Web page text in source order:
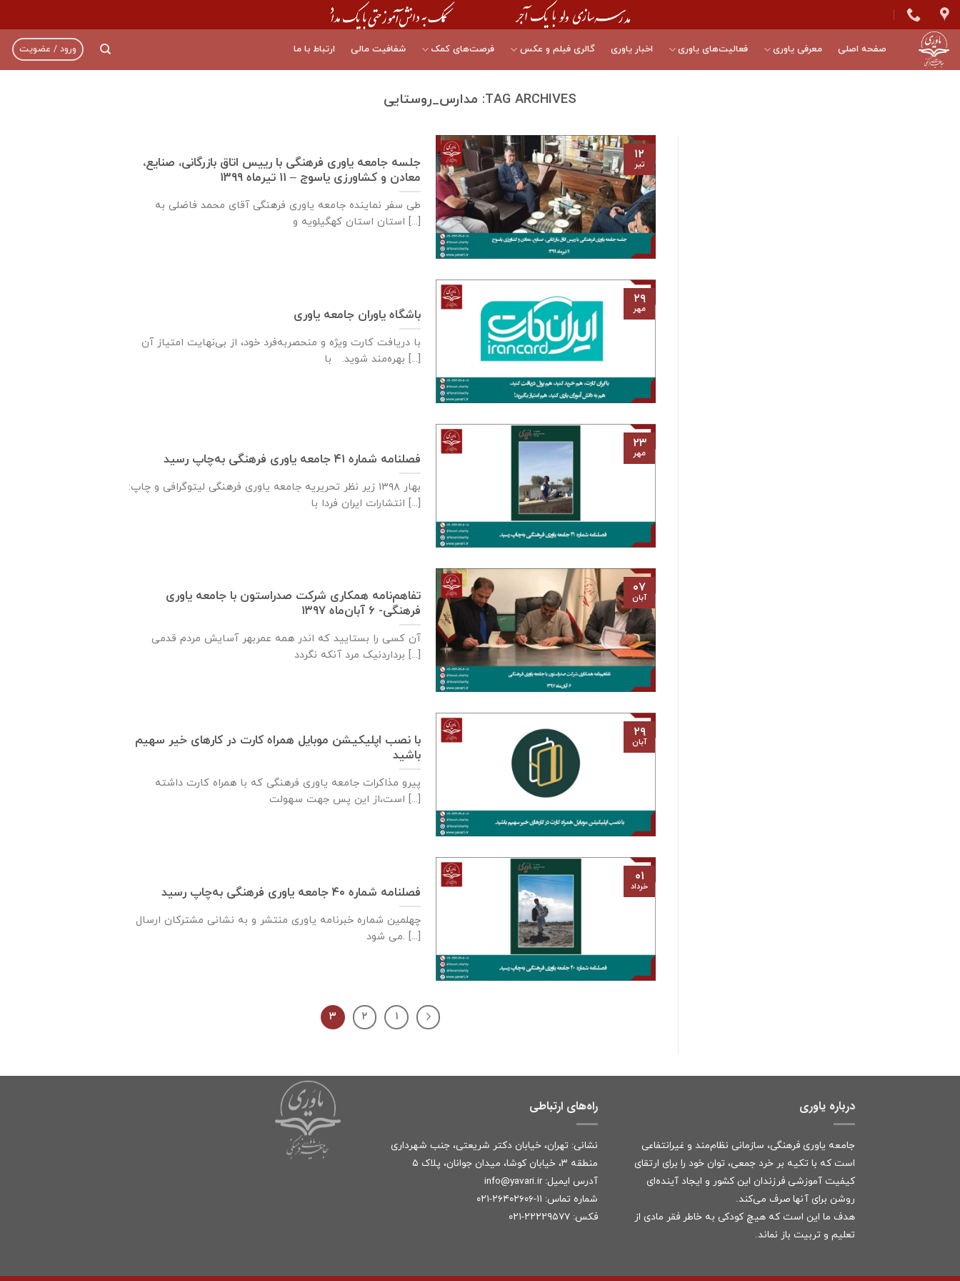
Skip
to
content
صفحه اصلی معرفی یاوری فعالیت‌های یاوری اخبار یاوری گالری فیلم و عکس فرصت‌های کمک شفافیت مالی ارتباط با ما ورود / عضویت
TAG ARCHIVES: مدارس_روستایی
جلسه جامعه یاوری فرهنگی با رييس اتاق بازرگانی، صنايع،
معادن و كشاورزی ياسوج – ۱۱ تیرماه ۱۳۹۹
استان استان کهگیلویه و [...]
۱۲
تیر
باشگاه یاوران جامعه یاوری
با دریافت کارت ویژه و منحصربه‌فرد خود، از بی‌نهایت امتیاز آن
بهره‌مند شوید. با [...]
۲۹
مهر
فصلنامه شماره ۴۱ جامعه یاوری فرهنگی به‌چاپ رسید
بهار ۱۳۹۸ زیر نظر تحریریه جامعه یاوری فرهنگی لیتوگرافی و چاپ:
انتشارات ایران فردا با [...]
۲۳
مهر
تفاهم‌نامه همکاری شرکت صدراستون با جامعه یاوری
فرهنگی- ۶ آبان‌ماه ۱۳۹۷
آن کسی را بستایید که اندر همه عمربهر آسایش مردم قدمی
برداردنیک مرد آنکه نگردد [...]
۰۷
آبان
با نصب اپلیکیشن موبایل همراه کارت در کارهای خیر سهیم
باشید
پیرو مذاکرات جامعه ياوری فرهنگی که با همراه کارت داشته
است،از این پس جهت سهولت [...]
۲۹
آبان
فصلنامه شماره ۴۰ جامعه یاوری فرهنگی به‌چاپ رسید
چهلمین شماره خبرنامه یاوری منتشر و به نشانی مشترکان ارسال
می شود. [...]
۰۱
خرداد
۱ ۲ ۳
درباره یاوری
جامعه یاوری فرهنگی، سازمانی نظام‌مند و غیرانتفاعی
است که با تکیه بر خرد جمعی، توان خود را برای ارتقای
کیفیت آموزشی فرزندان این کشور و ایجاد آینده‌ای
روشن برای آنها صرف می‌کند.
هدف ما این است که هیچ کودکی به خاطر فقر مادی از
تعلیم و تربیت باز نماند.
راه‌های ارتباطی
نشانی: تهران، خیابان دکتر شریعتی، جنب شهرداری
منطقه ۳، خیابان کوشا، میدان جوانان، پلاک ۵
آدرس ایمیل: info@yavari.ir
شماره تماس: ۱۱-۲۶۴۰۲۶۰۶-۰۲۱
فکس: ۲۲۲۲۹۵۷۷-۰۲۱